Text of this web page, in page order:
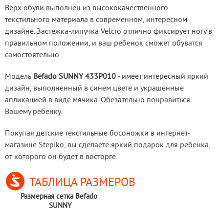
Верх обуви выполнен из высококачественного
текстильного материала в современном, интересном
дизайне. Застежка-липучка Velcro отлично фиксирует ногу в
правильном положении, и ваш ребенок сможет обуватся
самостоятельно.
Модель Befado SUNNY 433P010 - имеет интересный яркий
дизайн, выполненный в синем цвете и украшенные
апликацией в виде мячика. Обезательно понравиться
Вашему ребенку.
Покупая детские текстильные босоножки в интернет-
магазине Stepiko, вы сделаете яркий подарок для ребенка,
от которого он будет в восторге.
ТАБЛИЦА РАЗМЕРОВ
Размерная сетка Befado
SUNNY